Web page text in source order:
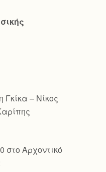
– Νίκος
στο Αρχοντικό